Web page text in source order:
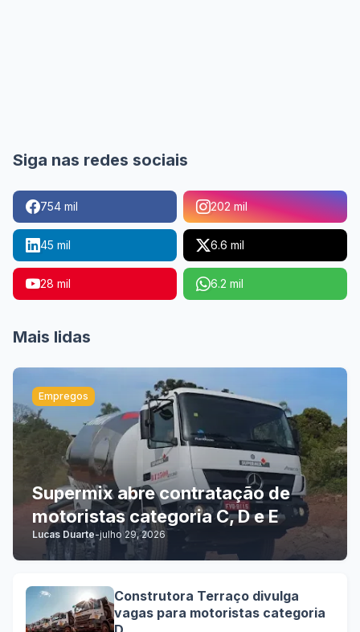
Siga nas redes sociais
754 mil 202 mil
45 mil 6.6 mil
28 mil 6.2 mil
Mais lidas
Empregos
Supermix abre contratação de
motoristas categoria C, D e E
Lucas Duarte-julho 29, 2026
Construtora Terraço divulga
vagas para motoristas categoria